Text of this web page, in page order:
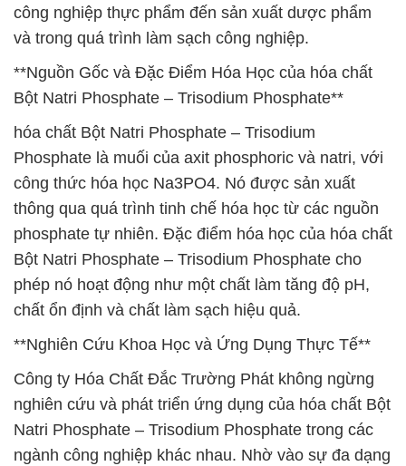
công nghiệp thực phẩm đến sản xuất dược phẩm
và trong quá trình làm sạch công nghiệp.
**Nguồn Gốc và Đặc Điểm Hóa Học của hóa chất
Bột Natri Phosphate – Trisodium Phosphate**
hóa chất Bột Natri Phosphate – Trisodium
Phosphate là muối của axit phosphoric và natri, với
công thức hóa học Na3PO4. Nó được sản xuất
thông qua quá trình tinh chế hóa học từ các nguồn
phosphate tự nhiên. Đặc điểm hóa học của hóa chất
Bột Natri Phosphate – Trisodium Phosphate cho
phép nó hoạt động như một chất làm tăng độ pH,
chất ổn định và chất làm sạch hiệu quả.
**Nghiên Cứu Khoa Học và Ứng Dụng Thực Tế**
Công ty Hóa Chất Đắc Trường Phát không ngừng
nghiên cứu và phát triển ứng dụng của hóa chất Bột
Natri Phosphate – Trisodium Phosphate trong các
ngành công nghiệp khác nhau. Nhờ vào sự đa dạng